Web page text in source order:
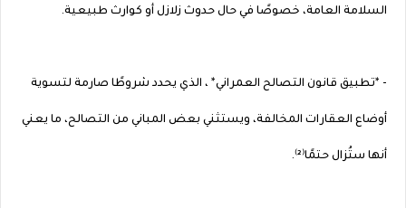
السلامة العامة، خصوصًا في حال حدوث زلازل أو كوارث طبيعية.
- *تطبيق قانون التصالح العمراني* ، الذي يحدد شروطًا صارمة لتسوية
أوضاع العقارات المخالفة، ويستثني بعض المباني من التصالح، ما يعني
أنها ستُزال حتمًا⁽²⁾.